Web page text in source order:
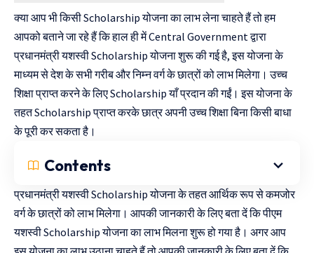
क्या आप भी किसी Scholarship योजना का लाभ लेना चाहते हैं तो हम
आपको बताने जा रहे हैं कि हाल ही में Central Government द्वारा
प्रधानमंत्री यशस्वी Scholarship योजना शुरू की गई है, इस योजना के
माध्यम से देश के सभी गरीब और निम्न वर्ग के छात्रों को लाभ मिलेगा। उच्च
शिक्षा प्राप्त करने के लिए Scholarship याँ प्रदान की गईं। इस योजना के
तहत Scholarship प्राप्त करके छात्र अपनी उच्च शिक्षा बिना किसी बाधा
के पूरी कर सकता है।
Contents
प्रधानमंत्री यशस्वी Scholarship योजना के तहत आर्थिक रूप से कमजोर
वर्ग के छात्रों को लाभ मिलेगा। आपकी जानकारी के लिए बता दें कि पीएम
यशस्वी Scholarship योजना का लाभ मिलना शुरू हो गया है। अगर आप